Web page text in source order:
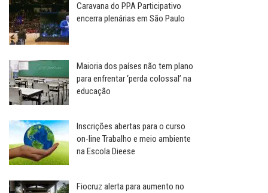
Caravana do PPA Participativo
encerra plenárias em São Paulo
Maioria dos países não tem plano
para enfrentar ‘perda colossal’ na
educação
Inscrições abertas para o curso
on-line Trabalho e meio ambiente
na Escola Dieese
Fiocruz alerta para aumento no